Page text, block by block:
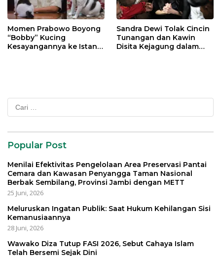
Momen Prabowo Boyong
“Bobby” Kucing
Kesayangannya ke Istana
Sandra Dewi Tolak Cincin
Tunangan dan Kawin
Disita Kejagung dalam
Cari
untuk:
Popular Post
Menilai Efektivitas Pengelolaan Area Preservasi Pantai
Cemara dan Kawasan Penyangga Taman Nasional
Berbak Sembilang, Provinsi Jambi dengan METT
25 Juni, 2026
Meluruskan Ingatan Publik: Saat Hukum Kehilangan Sisi
Kemanusiaannya
28 Juni, 2026
Wawako Diza Tutup FASI 2026, Sebut Cahaya Islam
Telah Bersemi Sejak Dini